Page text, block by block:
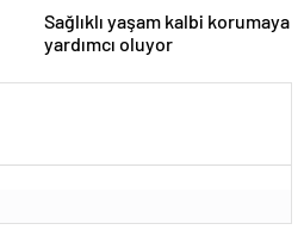
Sağlıklı yaşam kalbi korumaya
yardımcı oluyor